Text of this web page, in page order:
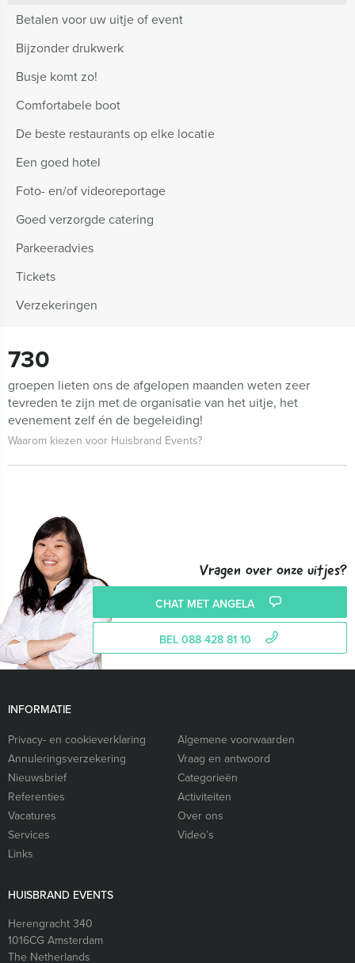
Betalen voor uw uitje of event
Bijzonder drukwerk
Busje komt zo!
Comfortabele boot
De beste restaurants op elke locatie
Een goed hotel
Foto- en/of videoreportage
Goed verzorgde catering
Parkeeradvies
Tickets
Verzekeringen
730
groepen lieten ons de afgelopen maanden weten zeer
tevreden te zijn met de organisatie van het uitje, het
evenement zelf én de begeleiding!
Waarom kiezen voor Huisbrand Events?
Vragen over onze uitjes?
CHAT MET ANGELA
BEL 088 428 81 10
INFORMATIE
Privacy- en cookieverklaring
Algemene voorwaarden
Annuleringsverzekering
Vraag en antwoord
Nieuwsbrief
Categorieën
Referenties
Activiteiten
Vacatures
Over ons
Services
Video’s
Links
HUISBRAND EVENTS
Herengracht 340
1016CG Amsterdam
The Netherlands